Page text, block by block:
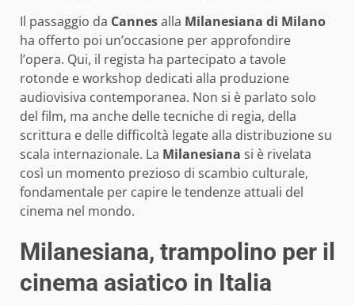
Il passaggio da Cannesalla Milanesiana di Milano
ha offerto poi un’occasione per approfondire
l’opera. Qui, il regista ha partecipato a tavole
rotonde e workshop dedicati alla produzione
audiovisiva contemporanea. Non si è parlato solo
del film, ma anche delle tecniche di regia, della
scrittura e delle difficoltà legate alla distribuzione su
scala internazionale. La Milanesiana si è rivelata
così un momento prezioso di scambio culturale,
fondamentale per capire le tendenze attuali del
cinema nel mondo.
Milanesiana, trampolino per il
cinema asiatico in Italia